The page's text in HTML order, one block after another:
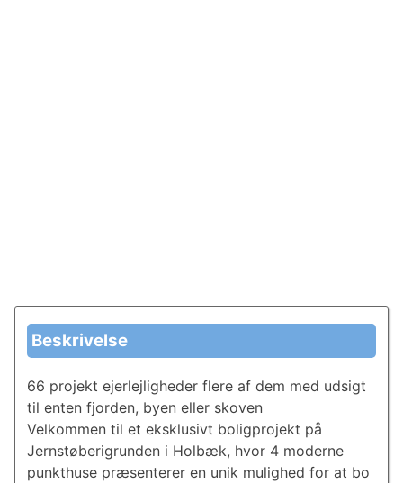
Beskrivelse
66 projekt ejerlejligheder flere af dem med udsigt
til enten fjorden, byen eller skoven
Velkommen til et eksklusivt boligprojekt på
Jernstøberigrunden i Holbæk, hvor 4 moderne
punkthuse præsenterer en unik mulighed for at bo